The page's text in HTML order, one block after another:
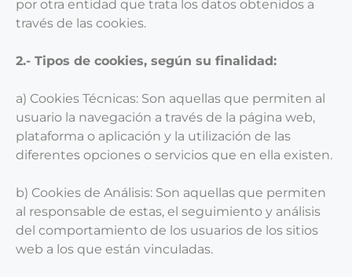
por otra entidad que trata los datos obtenidos a
través de las cookies.
2.- Tipos de cookies, según su finalidad:
a) Cookies Técnicas: Son aquellas que permiten al
usuario la navegación a través de la página web,
plataforma o aplicación y la utilización de las
diferentes opciones o servicios que en ella existen.
b) Cookies de Análisis: Son aquellas que permiten
al responsable de estas, el seguimiento y análisis
del comportamiento de los usuarios de los sitios
web a los que están vinculadas.